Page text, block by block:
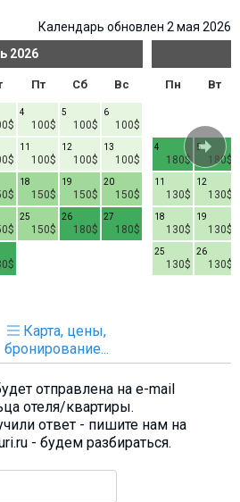
Календарь обновлен 2 мая 2026
2026
Пт Сб Вс
100$
4
100$
5
100$
6
100$
11
100$
12
100$
13
150$
18
150$
19
150$
20
150$
25
180$
26
180$
27
Пн Вт
180$
4
180$
5
130$
11
130$
12
130$
18
130$
19
130$
25
130$
26
Карта, цены,
бронирование...
отправлена на e-mail
отеля/квартиры.
ответ - пишите нам на
- будем разбираться.